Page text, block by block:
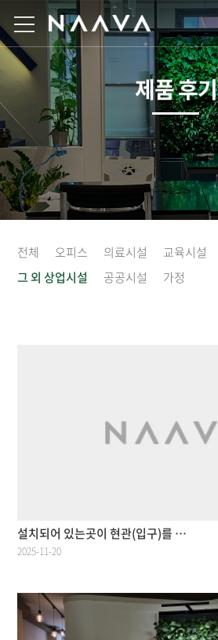
제품 후기
전체 오피스 의료시설 교육시설
그 외 상업시설
공공시설 가정
설치되어 있는곳이 현관(입구)를 …
2025-11-20